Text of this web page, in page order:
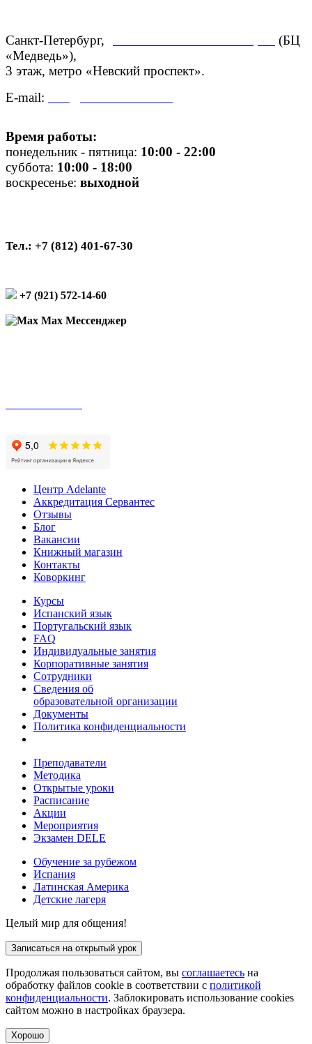
Санкт-Петербург,
(БЦ
«Медведь»),
3 этаж, метро «Невский проспект».
E-mail:
Время работы:
понедельник - пятница: 10:00 - 22:00
суббота: 10:00 - 18:00
воскресенье: выходной
Тел.: +7 (812) 401-67-30
+7 (921) 572-14-60
Max Мессенджер
Центр Adelante
Аккредитация Сервантес
Отзывы
Блог
Вакансии
Книжный магазин
Контакты
Коворкинг
Курсы
Испанский язык
Португальский язык
FAQ
Индивидуальные занятия
Корпоративные занятия
Сотрудники
Сведения об
образовательной организации
Документы
Политика конфиденциальности
Преподаватели
Методика
Открытые уроки
Расписание
Акции
Мероприятия
Экзамен DELE
Обучение за рубежом
Испания
Латинская Америка
Детские лагеря
Целый мир для общения!
Записаться на открытый урок
Продолжая пользоваться сайтом, вы соглашаетесь на
обработку файлов cookie в соответствии с политикой
конфиденциальности. Заблокировать использование cookies
сайтом можно в настройках браузера.
Хорошо